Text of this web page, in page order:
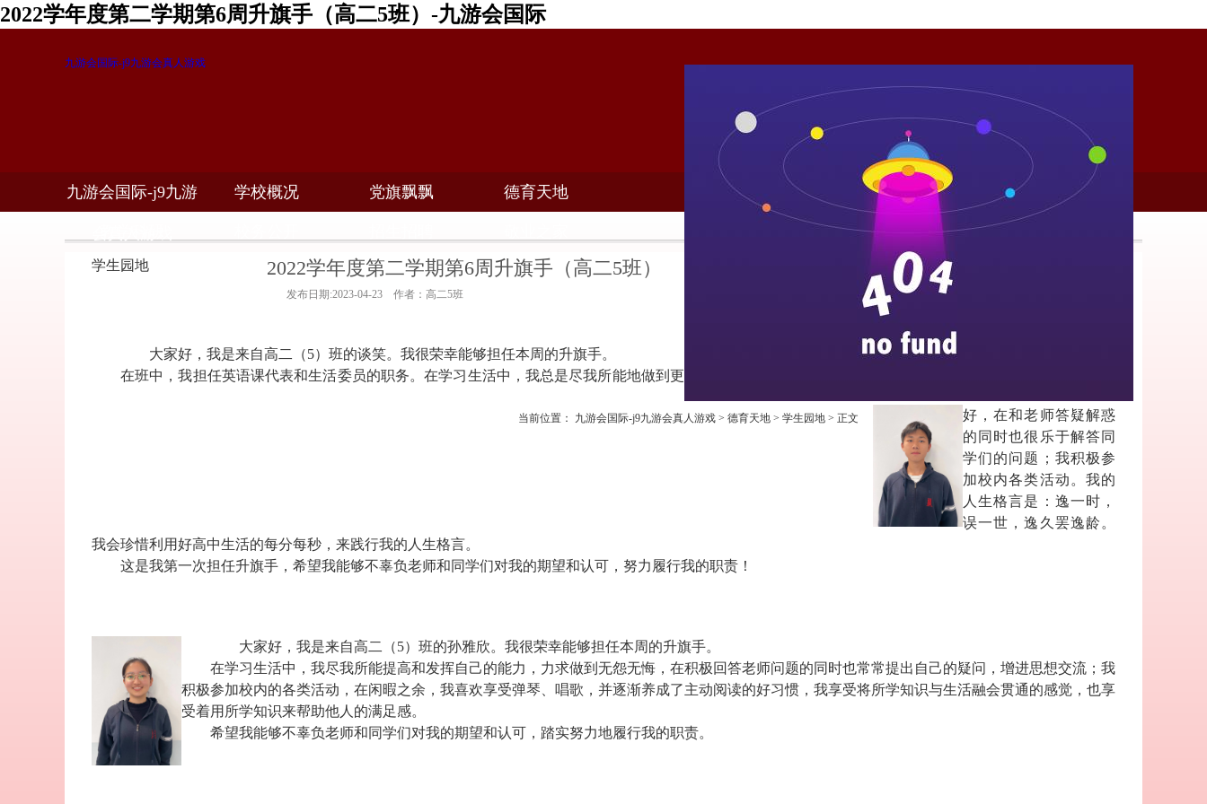
2022学年度第二学期第6周升旗手（高二5班）-九游会国际
九游会国际-j9九游会真人游戏
九游会国际-j9九游 学校概况 党旗飘飘 德育天地
学生园地
当前位置： 九游会国际-j9九游会真人游戏 > 德育天地 > 学生园地 > 正文
2022学年度第二学期第6周升旗手（高二5班）
发布日期:2023-04-23 作者：高二5班
大家好，我是来自高二（5）班的谈笑。我很荣幸能够担任本周的升旗手。
在班中，我担任英语课代表和生活委员的职务。在学习生活中，我总是尽我所能地做到更
好，在和老师答疑解惑
的同时也很乐于解答同
学们的问题；我积极参
加校内各类活动。我的
人生格言是：逸一时，
误一世，逸久罢逸龄。
我会珍惜利用好高中生活的每分每秒，来践行我的人生格言。
这是我第一次担任升旗手，希望我能够不辜负老师和同学们对我的期望和认可，努力履行我的职责！
大家好，我是来自高二（5）班的孙雅欣。我很荣幸能够担任本周的升旗手。
在学习生活中，我尽我所能提高和发挥自己的能力，力求做到无怨无悔，在积极回答老师问题的同时也常常提出自己的疑问，增进思想交流；我
积极参加校内的各类活动，在闲暇之余，我喜欢享受弹琴、唱歌，并逐渐养成了主动阅读的好习惯，我享受将所学知识与生活融会贯通的感觉，也享
受着用所学知识来帮助他人的满足感。
希望我能够不辜负老师和同学们对我的期望和认可，踏实努力地履行我的职责。